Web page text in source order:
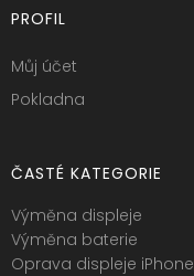
PROFIL
Můj účet
Pokladna
ČASTÉ KATEGORIE
Výměna displeje
Výměna baterie
Oprava displeje iPhone